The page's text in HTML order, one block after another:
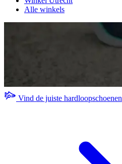
Alle winkels
Vind de juiste hardloopschoenen